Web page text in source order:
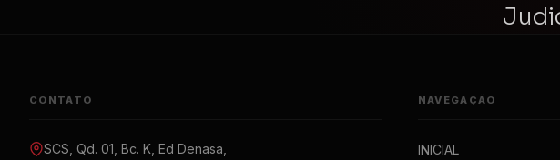
CONTATO
SCS, Qd. 01, Bc. K, Ed Denasa,
NAVEGAÇÃO
INICIAL